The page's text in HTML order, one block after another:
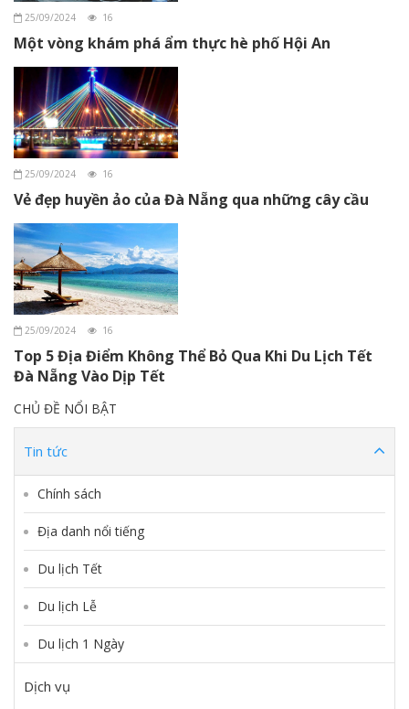
25/09/2024 16
Một vòng khám phá ẩm thực hè phố Hội An
25/09/2024 16
Vẻ đẹp huyền ảo của Đà Nẵng qua những cây cầu
25/09/2024 16
Top 5 Địa Điểm Không Thể Bỏ Qua Khi Du Lịch Tết
Đà Nẵng Vào Dịp Tết
CHỦ ĐỀ NỔI BẬT
Tin tức
Chính sách
Địa danh nổi tiếng
Du lịch Tết
Du lịch Lễ
Du lịch 1 Ngày
Dịch vụ